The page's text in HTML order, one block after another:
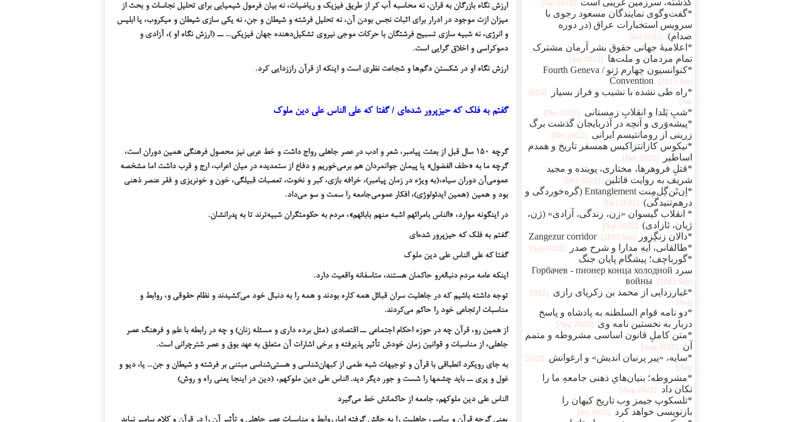
ارزش نگاه بازرگان به قران، نه محاسبه آب کر از طریق فیزیک و ریاضیات، نه بیان فرمول شیمیایی برای تحلیل نجاسات و بحث از
میزان ازت موجود در ادرار برای اثبات نجس بودن آن، نه تحلیل فرشته و شیطان و جن، نه یکی سازی شیطان و میکروب، یا ابلیس
و انرژی، نه شبیه سازی تسبیح فرشتگان با حرکات موجی نیروی تشکیل‌دهنده جهان فیزیکی... ــ (ارزش نگاه او )، آزادی و
دموکراسی و اخلاق گرایی است.
ارزش نگاه او در شکستن دگم‌ها و شجاعت نظری است و اینکه از قرآن راززدایی کرد.
گفتم به فلک که حیز‌پرور شده‌ای/گفتا که علی‌ الناس علی دین ملوک
گرچه ۱۵۰ سال قبل از بعثت پیامبر، شعر و ادب در عصر جاهلی رواج داشت و خط عربی نیز محصول فرهنگی همین دوران است،
گرچه ما به «حلف الفضول» یا پیمان جوانمردان هم برمی‌خوریم و دفاع از ستمدیده در میان اعراب، ارج و قرب داشت اما مشخصه
عمومی‌آن دوران سیاه،(به ویژه در زمان پیامبر)، خرافه بازی، کبر و نخوت، تعصبات قبیلگی، خون و خونریزی و فقر عنصر ذهنی
بود و همین (همین ایدئولوژی)، افکار عمومی‌جامعه را سمت و سو می‌داد.
در اینگونه موارد، «الناس بامرائهم اشبه منهم بابائهم»، مردم به حکومتگران شبیه‌ترند تا به پدرانشان.
گفتم به فلک که حیز‌پرور شده‌ای
گفتا که علی‌ الناس علی دین ملوک
اینکه عامه مردم دنباله‌رو حاکمان هستند، متاسفانه واقعیت دارد.
توجه داشته باشیم که در جاهلیت سران قبائل همه کاره بودند و همه را به دنبال خود می‌کشیدند و نظام حقوقی و، روابط و
مناسبات ارتجاعی خود را حاکم می‌کردند.
از همین رو، قرآن چه در حوزه احکام اجتماعی ــ اقتصادی (مثل برده داری و مسئله زنان) و چه در رابطه با علم و فرهنگ عصر
جاهلی، از مناسبات و قوانین زمان خودش تأثیر پذیرفته و برخی اشارات آن متعلق به عهد بوق و عصر شترچرانی است.
به جای رویکرد انطباقی با قرآن و توجیهات شبه علمی‌ از کبهان‌شناسی و هستی‌شناسی مبتنی بر فرشته و شیطان و جن... یا،دیو و
غول و پری ــ باید چشمها را شست و جور دیگر دید. الناس علی دین ملوکهم، (دین در اینجا یعنی راه و روش)
الناس علی دین ملوکهم، جامعه از حاکمانش خط می‌گیرد
[2023 Jan]
*گفت‌وگوی نمایندگان مسعود رجوی با
سرویس استخبارات عراق (در دوره
صدام)
[2023 Jan]
*اعلامیهٔ جهانی حقوق بشر آرمان مشترک
تمام مردمان و ملت‌ها
[2023 Jan]
*کنوانسیون چهارم ژنو / Fourth Geneva
Convention
[2023 Jan]
*راه طی نشده با نشیب و فراز بسیار
[2023
Jan]
*شبِ یَلدا و انقلابِ زمستانی [2022 Dec]
*پیشه‌وَری و آنچه در آذربایجان گذشت برگ
زرینی از رومانتیسم ایرانی
[2022 Dec]
*نیکوس کازانتزاکیس همسفر تاریخ و همدم
اساطیر
[2022 Dec]
*قتلِ فروهرها، مختاری، پوینده و مجید
شریف به روایت قاتلین
[2022 Dec]
*اِن‌تَن‌گِل‌مِنت Entanglement (گره‌خوردگی و
درهم‌تنیدگی)
[2022 Oct]
* انقلاب گیسوان «زن، زندگی، آزادی» (ژن،
ژیان، ئازادی)
[2022 Sep]
*دالان زنگِزور Zangezur corridor [2022 Sep]
*طالقانی، آیه مدارا و شرح صدر [2022 Sep]
*گورباچف؛ پیشگام پایان جنگ
سرد Горбачев - пионер конца холодной
войны
[2022 Sep]
*غبارزدایی از محمد بن زکریای رازی
[2022
Aug]
*دو نامه قوام‌ السلطنه به پادشاه و پاسخ
دربار به نخستین نامه وی
[2022 Aug]
*متن کاملِ قانون اساسی مشروطه و متمم
آن
[2022 Aug]
*سایه، «پیر پرنیان اندیش» و ارغوانش
[2022
Aug]
*مشروطه؛ بنیان‌هایِ ذهنی جامعهِ ما را
تکان داد
[2022 Aug]
*تلسکوپ جیمز وب تاریخ کیهان را
بازنویسی خواهد کرد
[2022 Jul]